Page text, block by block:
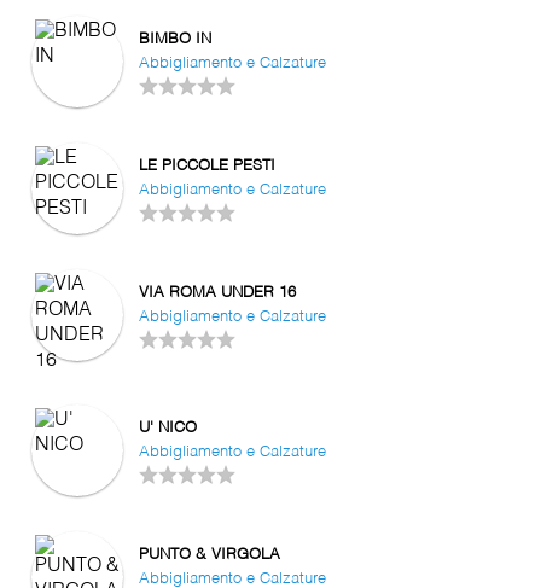
BIMBO IN
Abbigliamento e Calzature
LE PICCOLE PESTI
Abbigliamento e Calzature
VIA ROMA UNDER 16
Abbigliamento e Calzature
U' NICO
Abbigliamento e Calzature
PUNTO & VIRGOLA
Abbigliamento e Calzature